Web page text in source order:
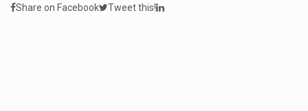
ΌΣΟΙ
Share on Facebook Tweet this!